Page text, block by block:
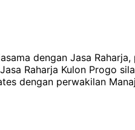
dengan Jasa Raharja,
Raharja Kulon Progo
dengan perwakilan